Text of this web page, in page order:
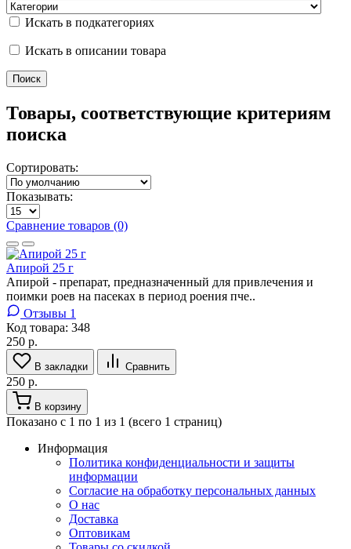
Искать в подкатегориях
Искать в описании товара
Товары, соответствующие критериям
поиска
Сортировать:
Показывать:
Сравнение товаров (0)
Апирой 25 г
Апирой - препарат, предназначенный для привлечения и
поимки роев на пасеках в период роения пче..
Отзывы 1
Код товара: 348
250 р.
В закладки Сравнить
250 р.
В корзину
Показано с 1 по 1 из 1 (всего 1 страниц)
Информация
Политика конфиденциальности и защиты
информации
Согласие на обработку персональных данных
О нас
Доставка
Оптовикам